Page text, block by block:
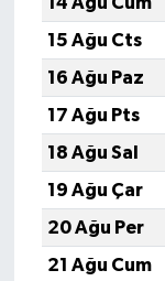
15 Ağu Cts
16 Ağu Paz
17 Ağu Pts
18 Ağu Sal
19 Ağu Çar
20 Ağu Per
21 Ağu Cum